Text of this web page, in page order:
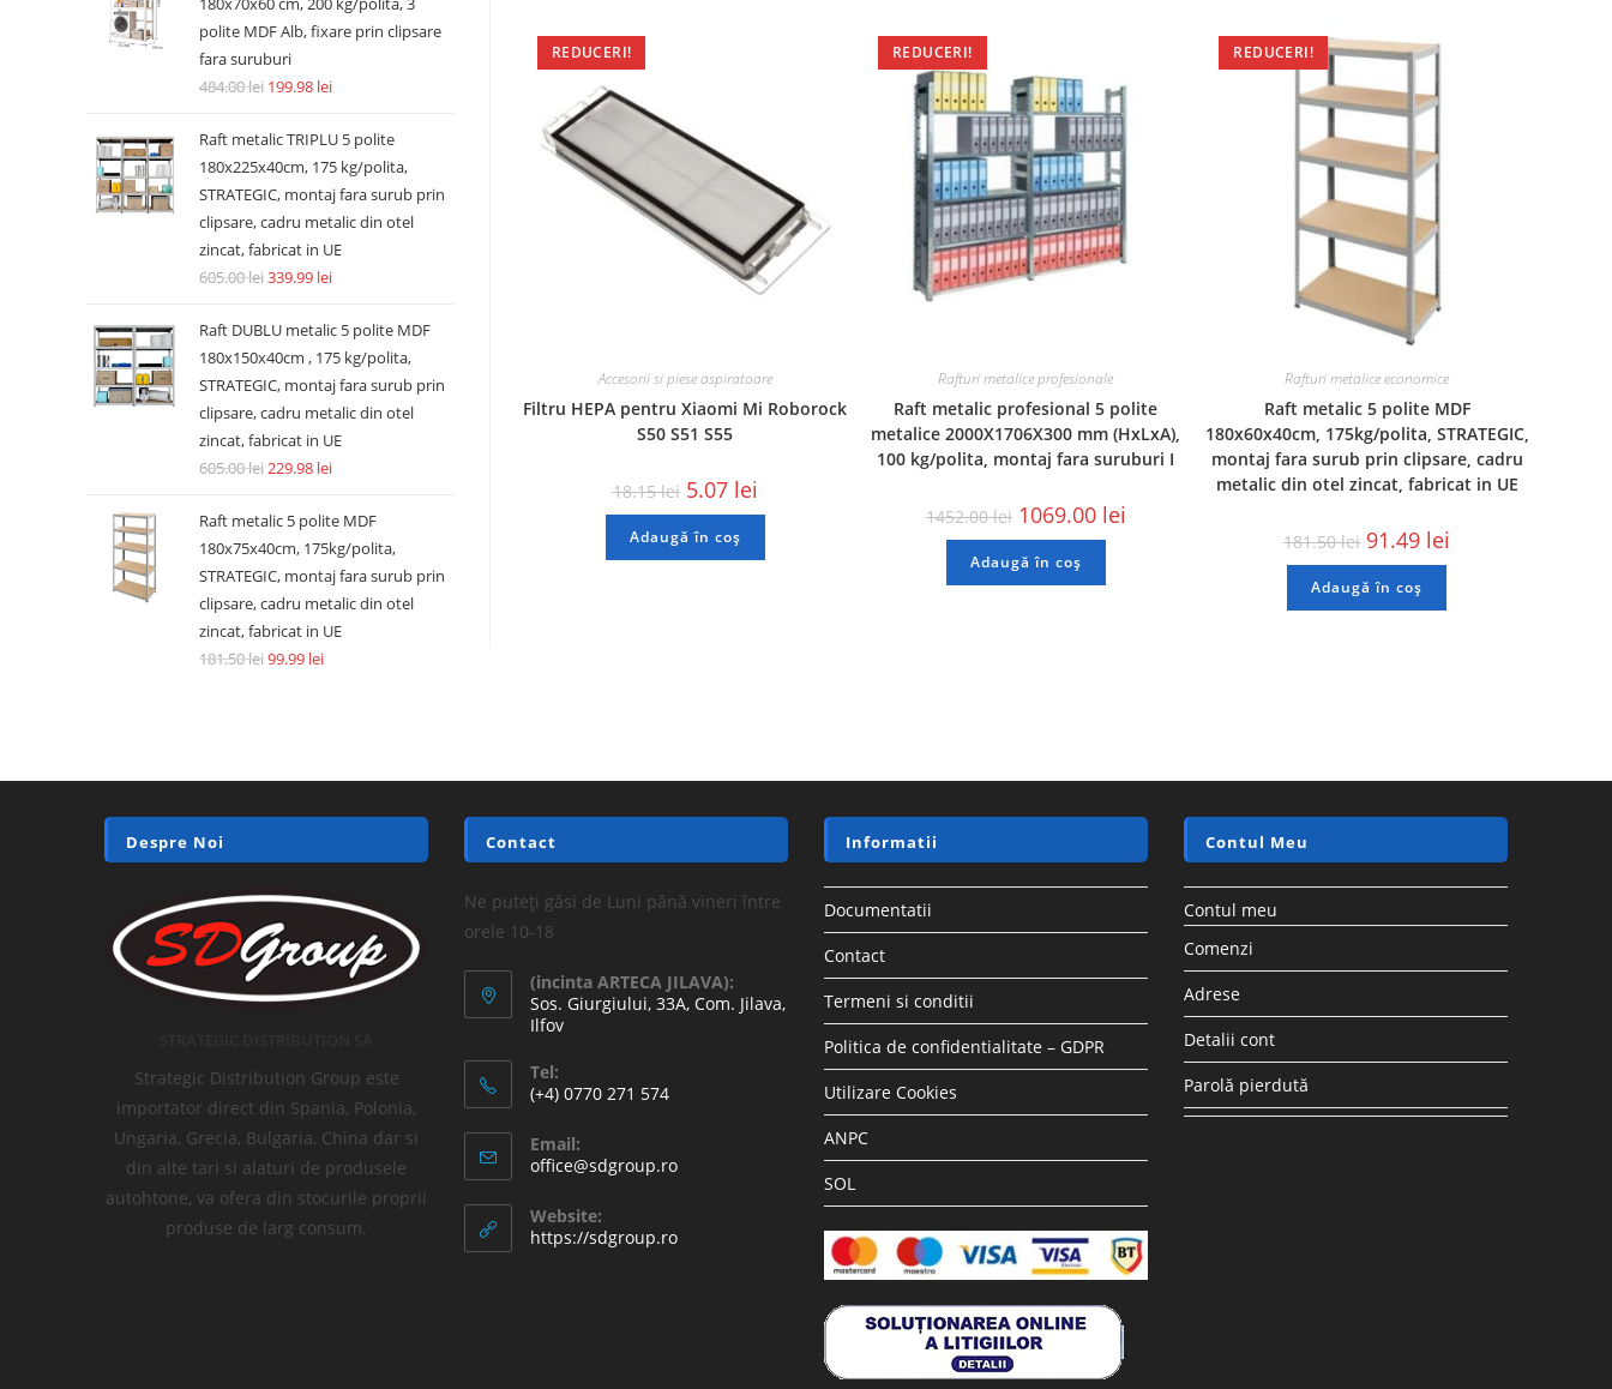
REDUCERI!
Accesorii si piese aspiratoare
Filtru HEPA pentru Xiaomi Mi Roborock
S50 S51 S55
18.15lei 5.07 lei
Adaugă în coș
REDUCERI!
Rafturi metalice profesionale
Raft metalic profesional 5 polite
metalice 2000X1706X300 mm (HxLxA),
100 kg/polita, montaj fara suruburi I
1452.00lei 1069.00 lei
Adaugă în coș
REDUCERI!
Rafturi metalice economice
Raft metalic 5 polite MDF
180x60x40cm, 175kg/polita, STRATEGIC,
montaj fara surub prin clipsare, cadru
metalic din otel zincat, fabricat in UE
181.50lei 91.49 lei
Adaugă în coș
polite MDF Alb, fixare prin clipsare
fara suruburi
484.00lei 199.98 lei
Raft metalic TRIPLU 5 polite
180x225x40cm, 175 kg/polita,
STRATEGIC, montaj fara surub prin
clipsare, cadru metalic din otel
zincat, fabricat in UE
605.00lei339.99 lei
Raft DUBLU metalic 5 polite MDF
180x150x40cm , 175 kg/polita,
STRATEGIC, montaj fara surub prin
clipsare, cadru metalic din otel
zincat, fabricat in UE
605.00lei229.98 lei
Raft metalic 5 polite MDF
180x75x40cm, 175kg/polita,
STRATEGIC, montaj fara surub prin
clipsare, cadru metalic din otel
zincat, fabricat in UE
181.50lei99.99 lei
Despre Noi
Strategic Distribution Group este
importator direct din Spania, Polonia,
Ungaria, Grecia, Bulgaria, China dar si
din alte tari si alaturi de produsele
autohtone, va ofera din stocurile proprii
produse de larg consum.
Contact
Ne puteți găsi de Luni până vineri între
orele 10-18
(incinta ARTECA JILAVA):
Sos. Giurgiului, 33A, Com. Jilava,
Ilfov
Tel:
(+4) 0770 271 574
Email:
office@sdgroup.ro
Website:
https://sdgroup.ro
Informatii
Documentatii
Contact
Termeni si conditii
Politica de confidentialitate – GDPR
Utilizare Cookies
ANPC
SOL
Contul Meu
Contul meu
Comenzi
Adrese
Detalii cont
Parolă pierdută